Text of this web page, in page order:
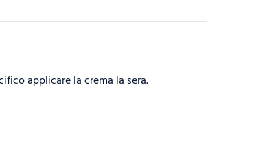
applicare la crema la sera.